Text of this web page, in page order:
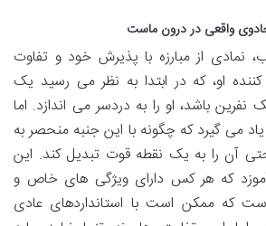
واقعی در درون ماست
نمادی از مبارزه با پذیرش خود و تفاوت
او، که در ابتدا به نظر می رسید یک
باشد، او را به دردسر می اندازد. اما
می گیرد که چگونه با این جنبه منحصر به
حتی آن را به یک نقطه قوت تبدیل کند. این
که هر کس دارای ویژگی های خاص و
که ممکن است با استانداردهای عادی